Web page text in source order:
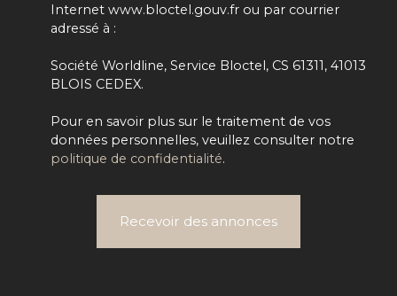
Internet www.bloctel.gouv.fr ou par courrier
adressé à :
Société Worldline, Service Bloctel, CS 61311, 41013
BLOIS CEDEX.
Pour en savoir plus sur le traitement de vos
données personnelles, veuillez consulter notre
politique de confidentialité.
Recevoir des annonces